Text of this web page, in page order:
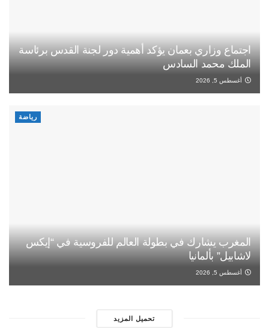
اجتماع وزاري بعمان يؤكد أهمية دور لجنة القدس برئاسة
الملك محمد السادس
أغسطس 5, 2026
رياضة
المغرب يشارك في بطولة العالم للفروسية في “إيكس
لاشابيل” بألمانيا
أغسطس 5, 2026
تحميل المزيد